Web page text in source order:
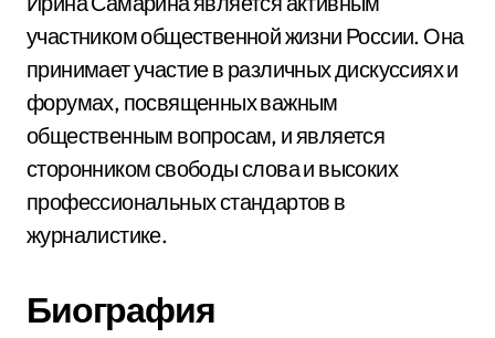
участником общественной жизни России. Она
принимает участие в различных дискуссиях и
форумах, посвященных важным
общественным вопросам, и является
сторонником свободы слова и высоких
профессиональных стандартов в
журналистике.
Биография